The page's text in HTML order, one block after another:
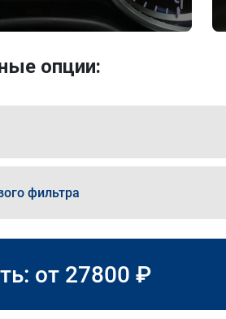
опции:
фильтра
от 27800 ₽